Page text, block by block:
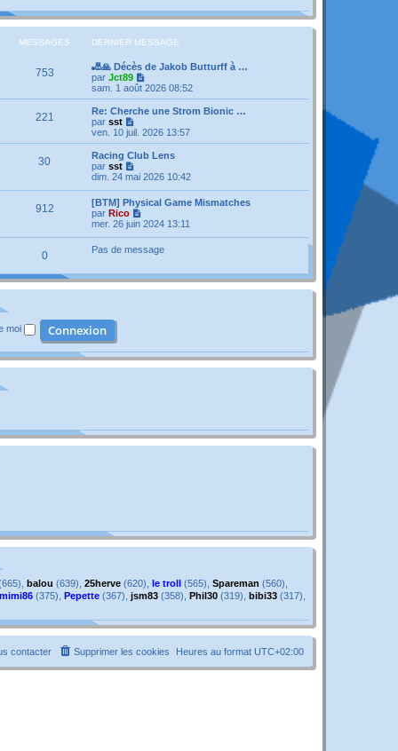
e
s
a
e
i
e
m
s
a
g
e
d
e
r
n
e
m
e
s
a
g
e
MESSAGES DERNIER MESSAGE
753
🎳🙏 Décès de Jakob Butturff à …
par Jct89
o
i
r
e
r
n
i
e
r
e
s
s
e
sam. 1 août 2026 08:52
221
Re: Cherche une Strom Bionic …
par sst
o
i
r
e
r
n
i
e
r
s
s
ven. 10 juil. 2026 13:57
30
Racing Club Lens
par sst
o
l
e
d
e
r
i
e
r
g
e
dim. 24 mai 2026 10:42
912
[BTM] Physical Game Mismatches
par Rico
o
l
d
m
e
mer. 26 juin 2024 13:11
0 Pas de message
moi
balou (639), 25herve (620), le troll (565), Spareman (560),
mimi86 (375), Pepette (367), jsm83 (358), Phil30 (319), bibi33 (317),
Heures au format UTC+02:00
Supprimer les cookies
contacter